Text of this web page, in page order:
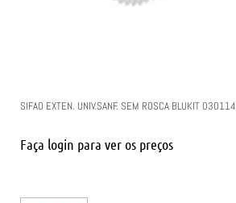
SIFAO EXTEN. UNIV.SANF. SEM ROSCA BLUKIT 030114
Faça login para ver os preços